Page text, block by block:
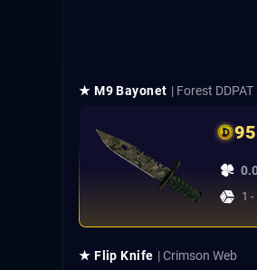
★ M9 Bayonet | Forest DDPAT
1 -
★ Flip Knife | Crimson Web